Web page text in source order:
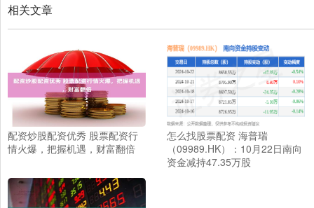
相关文章
配资炒股配资优秀 股票配资行
情火爆，把握机遇，财富翻倍
怎么找股票配资 海普瑞
（09989.HK）：10月22日南向
资金减持47.35万股